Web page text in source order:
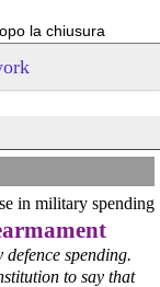
la chiusura
un
a caldo e ha
proposte
positivamente
in military spending
spending.
to say that